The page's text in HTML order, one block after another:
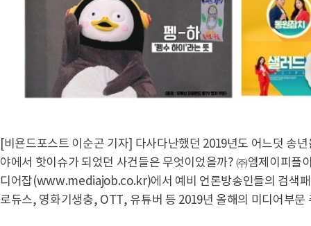
[비욘드포스트 이순곤 기자] 다사다난했던 2019년도 어느덧 송
야에서 핫이슈가 되었던 사건들은 무엇이었을까? ㈜엠제이피플
디어잡(www.mediajob.co.kr)에서 예비 언론방송인들의 검색패
로듀스, 영화기생충, OTT, 유튜버 등 2019년 올해의 미디어부문